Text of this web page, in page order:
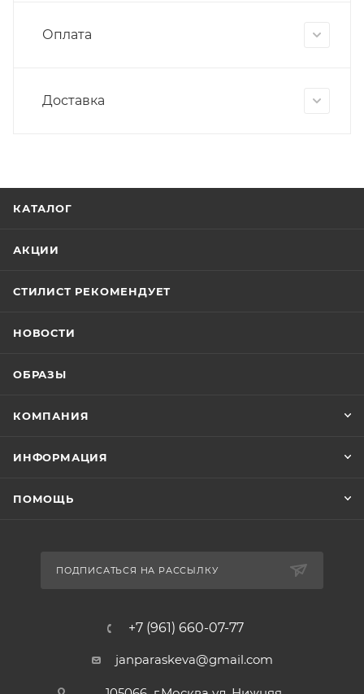
Оплата
Доставка
КАТАЛОГ
АКЦИИ
СТИЛИСТ РЕКОМЕНДУЕТ
НОВОСТИ
ОБРАЗЫ
КОМПАНИЯ
ИНФОРМАЦИЯ
ПОМОЩЬ
ПОДПИСАТЬСЯ НА РАССЫЛКУ
+7 (961) 660-07-77
janparaskeva@gmail.com